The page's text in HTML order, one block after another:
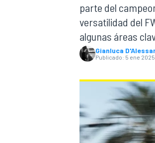
MOTOGP
parte del
versatilidad del
algunas áreas
Gianluca
Publicado: 5 ene